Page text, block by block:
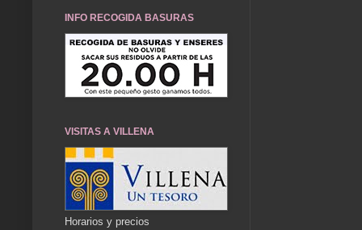
INFO RECOGIDA BASURAS
VISITAS A VILLENA
Horarios y precios